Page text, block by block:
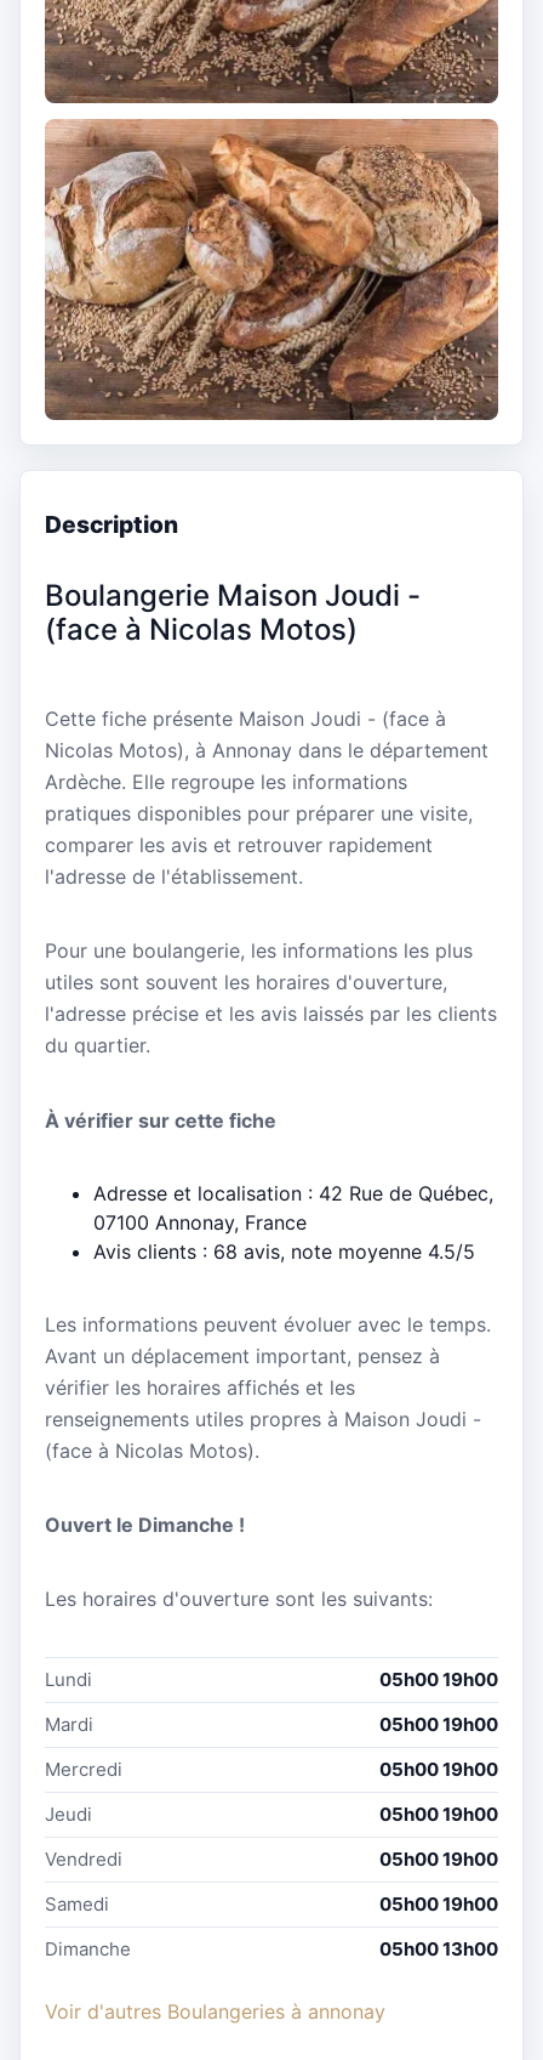
Description
Boulangerie Maison Joudi -
(face à Nicolas Motos)
Cette fiche présente Maison Joudi - (face à
Nicolas Motos), à Annonay dans le département
Ardèche. Elle regroupe les informations
pratiques disponibles pour préparer une visite,
comparer les avis et retrouver rapidement
l'adresse de l'établissement.
Pour une boulangerie, les informations les plus
utiles sont souvent les horaires d'ouverture,
l'adresse précise et les avis laissés par les clients
du quartier.
À vérifier sur cette fiche
Adresse et localisation : 42 Rue de Québec,
07100 Annonay, France
Avis clients : 68 avis, note moyenne 4.5/5
Les informations peuvent évoluer avec le temps.
Avant un déplacement important, pensez à
vérifier les horaires affichés et les
renseignements utiles propres à Maison Joudi -
(face à Nicolas Motos).
Ouvert le Dimanche !
Les horaires d'ouverture sont les suivants:
Lundi
05h00 19h00
Mardi
05h00 19h00
Mercredi
05h00 19h00
Jeudi
05h00 19h00
Vendredi
05h00 19h00
Samedi
05h00 19h00
Dimanche
05h00 13h00
Voir d'autres Boulangeries à annonay